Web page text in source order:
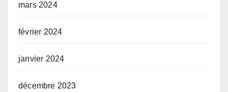
mars 2024
février 2024
janvier 2024
décembre 2023